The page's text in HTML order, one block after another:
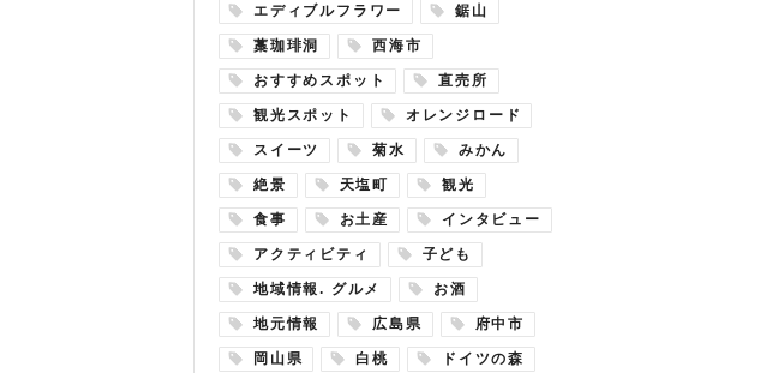
エディブルフラワー 鋸山
藁珈琲洞 西海市
おすすめスポット 直売所
観光スポット オレンジロード
スイーツ 菊水 みかん
絶景 天塩町 観光
食事 お土産 インタビュー
アクティビティ 子ども
地域情報. グルメ お酒
地元情報 広島県 府中市
岡山県 白桃 ドイツの森